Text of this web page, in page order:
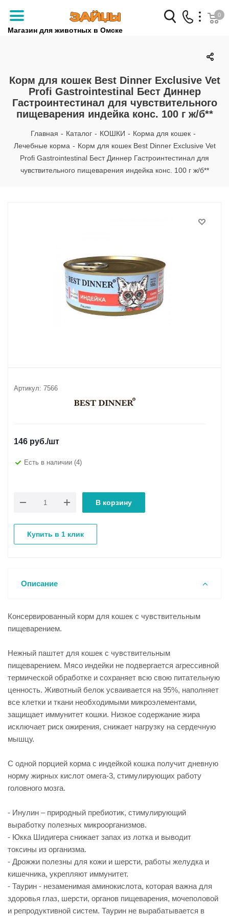
Магазин для животных в Омске
Заказать звонок
+7 (3812) 79-04-04
+7 (950) 959-88-32
0
Корм для кошек Best Dinner Exclusive Vet
Profi Gastrointestinal Бест Диннер
Гастроинтестинал для чувствительного
пищеварения индейка конс. 100 г ж/б**
Главная - Каталог - КОШКИ - Корма для кошек -
Лечебные корма - Корм для кошек Best Dinner Exclusive Vet
Profi Gastrointestinal Бест Диннер Гастроинтестинал для
чувствительного пищеварения индейка конс. 100 г ж/б**
Артикул: 7566
146 руб./шт
Есть в наличии (4)
В корзину
Купить в 1 клик
Описание
Консервированный корм для кошек с чувствительным
пищеварением.
Нежный паштет для кошек с чувствительным
пищеварением. Мясо индейки не подвергается агрессивной
термической обработке и сохраняет всю свою питательную
ценность. Животный белок усваивается на 95%, наполняет
все клетки и ткани необходимыми микроэлементами,
защищает иммунитет кошки. Низкое содержание жира
исключает риск ожирения, снижает нагрузку на сердечную
мышцу.
С одной порцией корма с индейкой кошка получит дневную
норму жирных кислот омега-3, стимулирующих работу
головного мозга.
- Инулин – природный пребиотик, стимулирующий
выработку полезных микроорганизмов.
- Юкка Шидигера снижает запах из лотка и выводит
токсины из организма.
- Дрожжи полезны для кожи и шерсти, работы желудка и
кишечника, укрепляют иммунитет.
- Таурин - незаменимая аминокислота, которая важна для
здоровья глаз, шерсти, органов пищеварения, мочеполовой
и репродуктивной систем. Таурин не вырабатывается в